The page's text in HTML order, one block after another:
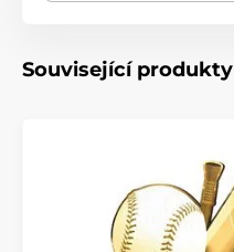
Způsob personalizace
Související produkty